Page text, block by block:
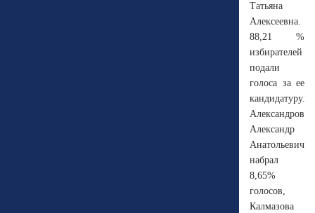
Татьяна
Алексеевна.
88,21 %
избирателей
подали
голоса за ее
кандидатуру.
Александров
Александр
Анатольевич
набрал
8,65%
голосов,
Калмазова